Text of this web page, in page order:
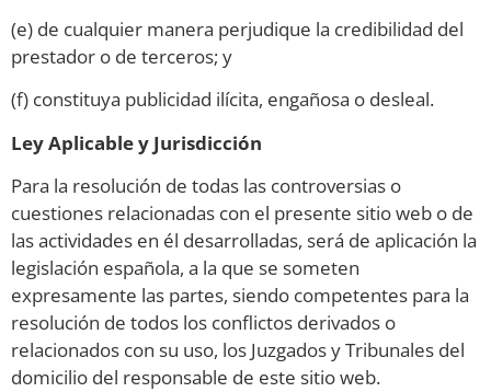
(e) de cualquier manera perjudique la credibilidad del
prestador o de terceros; y
(f) constituya publicidad ilícita, engañosa o desleal.
Ley Aplicable y Jurisdicción
Para la resolución de todas las controversias o
cuestiones relacionadas con el presente sitio web o de
las actividades en él desarrolladas, será de aplicación la
legislación española, a la que se someten
expresamente las partes, siendo competentes para la
resolución de todos los conflictos derivados o
relacionados con su uso, los Juzgados y Tribunales del
domicilio del responsable de este sitio web.